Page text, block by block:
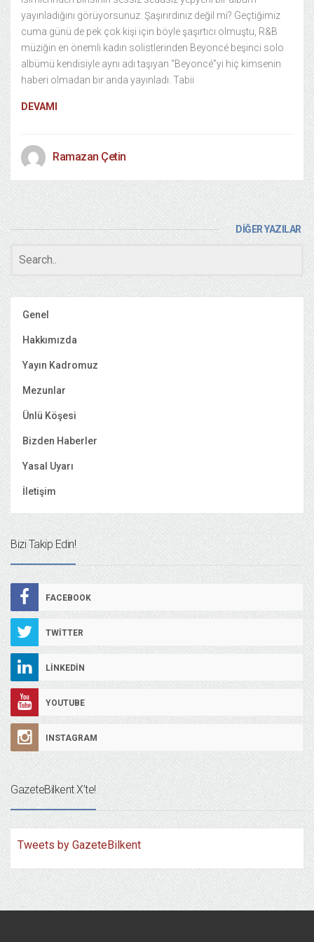
yayınladığını görüyorsunuz. Şaşırırdınız değil mi? Geçtiğimiz
cuma günü de pek çok kişi için böyle şaşırtıcı olmuştu, R&B
müziğin en önemli kadın solistlerinden Beyoncé beşinci solo
albümü kendisiyle aynı adı taşıyan “Beyoncé”yi hiç kimsenin
haberi olmadan bir anda yayınladı. Tabii
DEVAMI
Ramazan Çetin
DİĞER YAZILAR
Genel
Hakkımızda
Yayın Kadromuz
Mezunlar
Ünlü Köşesi
Bizden Haberler
Yasal Uyarı
İletişim
Bizi Takip Edin!
FACEBOOK
TWITTER
LINKEDIN
YOUTUBE
INSTAGRAM
GazeteBilkent X’te!
Tweets by GazeteBilkent